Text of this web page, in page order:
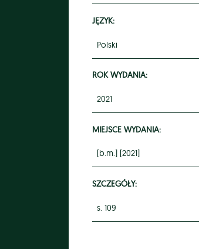
JĘZYK:
Polski
ROK WYDANIA:
2021
MIEJSCE WYDANIA:
[b.m.] [2021]
SZCZEGÓŁY:
s. 109